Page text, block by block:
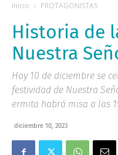
Inicio PROTAGONISTAS
Historia de
Nuestra
Hoy 10 de diciembre se
festividad de Nuestra
ermita habrá misa a las
diciembre 10, 2023